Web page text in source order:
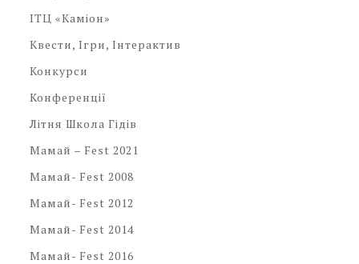
ІТЦ «Каміон»
Квести, Ігри, Інтерактив
Конкурси
Конференції
Літня Школа Гідів
Мамай – Fest 2021
Мамай- Fest 2008
Мамай- Fest 2012
Мамай- Fest 2014
Мамай- Fest 2016